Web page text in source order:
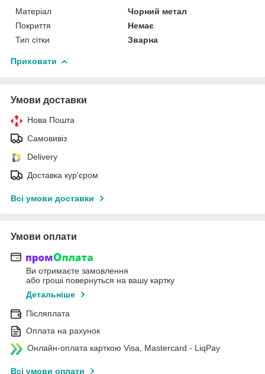
Матеріал
Чорний метал
Покриття
Немає
Тип сітки
Зварна
Приховати
Умови доставки
Нова Пошта
Самовивіз
Delivery
Доставка кур'єром
Всі умови доставки
Умови оплати
Ви отримаєте замовлення
або гроші повернуться на вашу картку
Детальніше
Післяплата
Оплата на рахунок
Онлайн-оплата карткою Visa, Mastercard - LiqPay
Всі умови оплати